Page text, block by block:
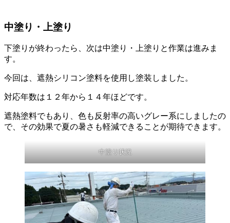
中塗り・上塗り
下塗りが終わったら、次は中塗り・上塗りと作業は進みま
す。
今回は、遮熱シリコン塗料を使用し塗装しました。
対応年数は１２年から１４年ほどです。
遮熱塗料でもあり、色も反射率の高いグレー系にしましたの
で、その効果で夏の暑さも軽減できることが期待できます。
中塗り状況